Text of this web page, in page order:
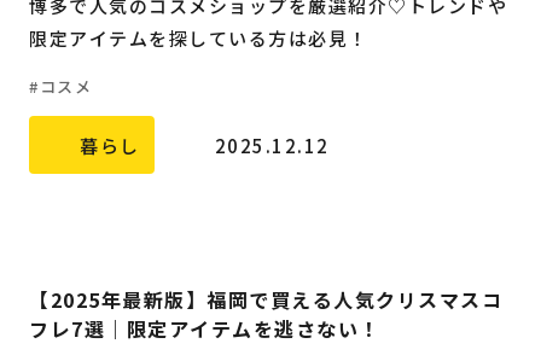
博多で人気のコスメショップを厳選紹介♡トレンドや
限定アイテムを探している方は必見！
コスメ
暮らし 2025.12.12
【2025年最新版】福岡で買える人気クリスマスコ
フレ7選｜限定アイテムを逃さない！